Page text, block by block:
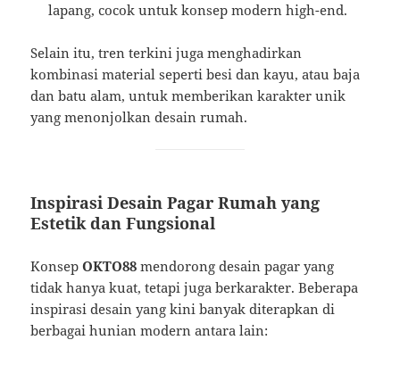
lapang, cocok untuk konsep modern high-end.
Selain itu, tren terkini juga menghadirkan
kombinasi material seperti besi dan kayu, atau baja
dan batu alam, untuk memberikan karakter unik
yang menonjolkan desain rumah.
Inspirasi Desain Pagar Rumah yang
Estetik dan Fungsional
KonsepOKTO88 mendorong desain pagar yang
tidak hanya kuat, tetapi juga berkarakter. Beberapa
inspirasi desain yang kini banyak diterapkan di
berbagai hunian modern antara lain: